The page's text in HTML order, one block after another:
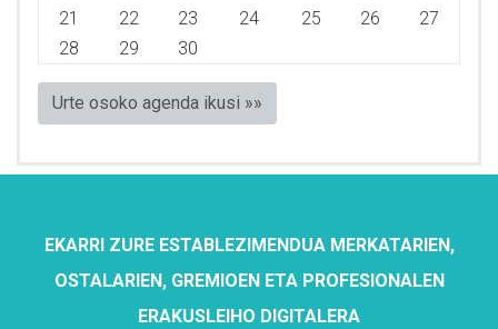
21
22 23 24 25 26
27
28
29 30
Urte osoko agenda ikusi »»
EKARRI ZURE ESTABLEZIMENDUA MERKATARIEN,
OSTALARIEN, GREMIOEN ETA PROFESIONALEN
ERAKUSLEIHO DIGITALERA